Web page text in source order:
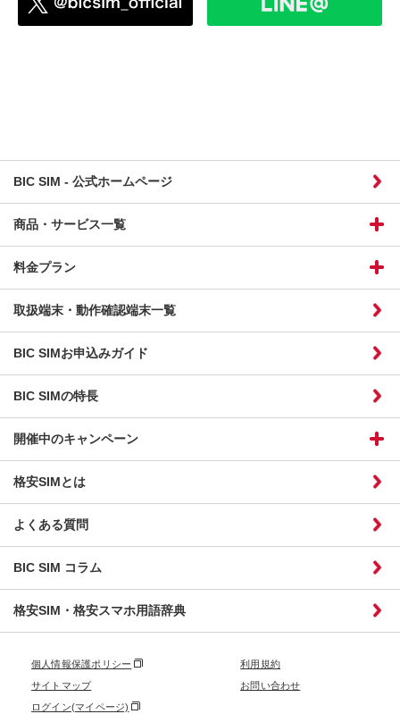
BIC SIM - 公式ホームページ
商品・サービス一覧
料金プラン
取扱端末・動作確認端末一覧
BIC SIMお申込みガイド
BIC SIMの特長
開催中のキャンペーン
格安SIMとは
よくある質問
BIC SIM コラム
格安SIM・格安スマホ用語辞典
個人情報保護ポリシー
利用規約
サイトマップ
お問い合わせ
ログイン(マイページ)